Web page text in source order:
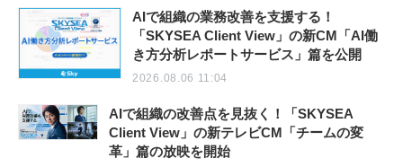
AIで組織の業務改善を支援する！
「SKYSEA Client View」の新CM「AI働
き方分析レポートサービス」篇を公開
2026.08.06 11:04
AIで組織の改善点を見抜く！「SKYSEA
Client View」の新テレビCM「チームの変
革」篇の放映を開始